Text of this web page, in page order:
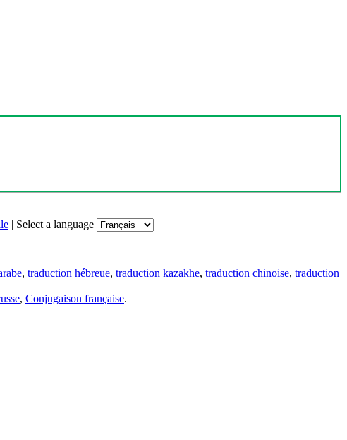
| Select a language
, traduction hébreue, traduction kazakhe, traduction chinoise, traduction
, Conjugaison française.